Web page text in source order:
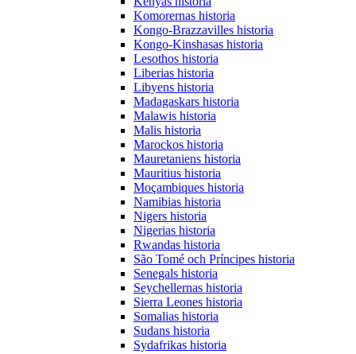
Komorernas historia
Kongo-Brazzavilles historia
Kongo-Kinshasas historia
Lesothos historia
Liberias historia
Libyens historia
Madagaskars historia
Malawis historia
Malis historia
Marockos historia
Mauretaniens historia
Mauritius historia
Moçambiques historia
Namibias historia
Nigers historia
Nigerias historia
Rwandas historia
São Tomé och Príncipes historia
Senegals historia
Seychellernas historia
Sierra Leones historia
Somalias historia
Sudans historia
Sydafrikas historia